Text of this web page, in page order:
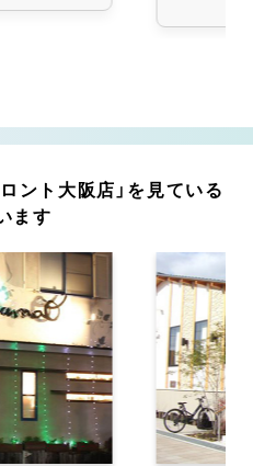
ント大阪店」を見ている
ます